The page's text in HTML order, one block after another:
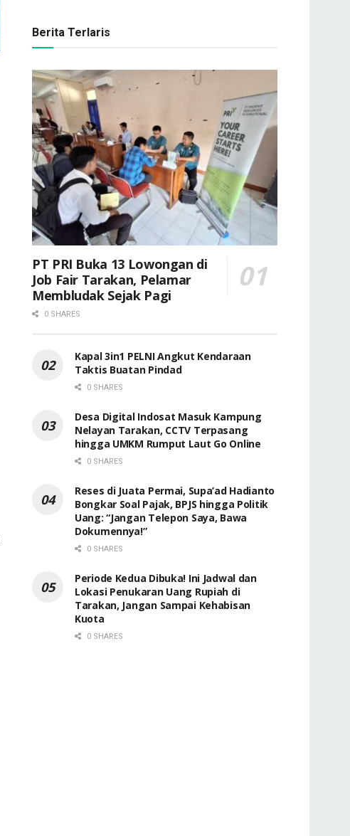
Berita Terlaris
PT PRI Buka 13 Lowongan di
Job Fair Tarakan, Pelamar
Membludak Sejak Pagi
0 SHARES
Kapal 3in1 PELNI Angkut Kendaraan
Taktis Buatan Pindad
0 SHARES
Desa Digital Indosat Masuk Kampung
Nelayan Tarakan, CCTV Terpasang
hingga UMKM Rumput Laut Go Online
0 SHARES
Reses di Juata Permai, Supa’ad Hadianto
Bongkar Soal Pajak, BPJS hingga Politik
Uang: “Jangan Telepon Saya, Bawa
Dokumennya!”
0 SHARES
Periode Kedua Dibuka! Ini Jadwal dan
Lokasi Penukaran Uang Rupiah di
Tarakan, Jangan Sampai Kehabisan
Kuota
0 SHARES